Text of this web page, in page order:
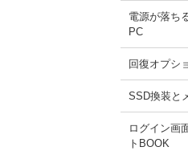
電源が落ち
PC
回復オプシ
SSD換装と
ログイン画
トBOOK